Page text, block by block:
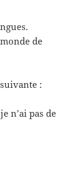
de
:
n’ai pas de